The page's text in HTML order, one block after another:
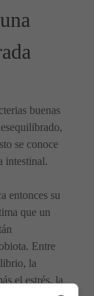
buenas
se conoce
intestinal.
entonces su
que un
Entre
la
el estrés, la